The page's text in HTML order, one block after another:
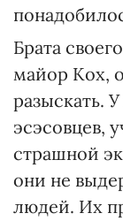
Брата
майор Кох,
разыскать.
эсэсовцев,
страшной
они не
людей. Их